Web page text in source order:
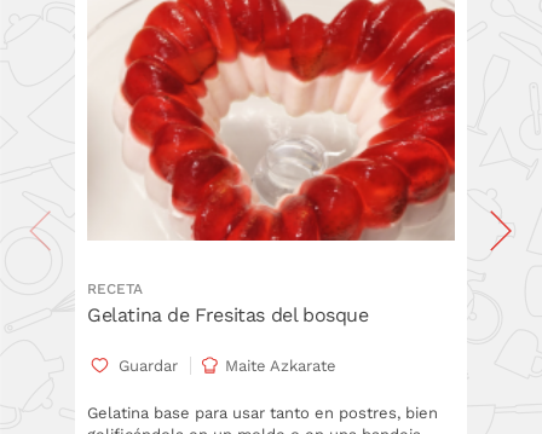
RECETA
Gelatina de Fresitas del bosque
Guardar Maite Azkarate
Gelatina base para usar tanto en postres, bien